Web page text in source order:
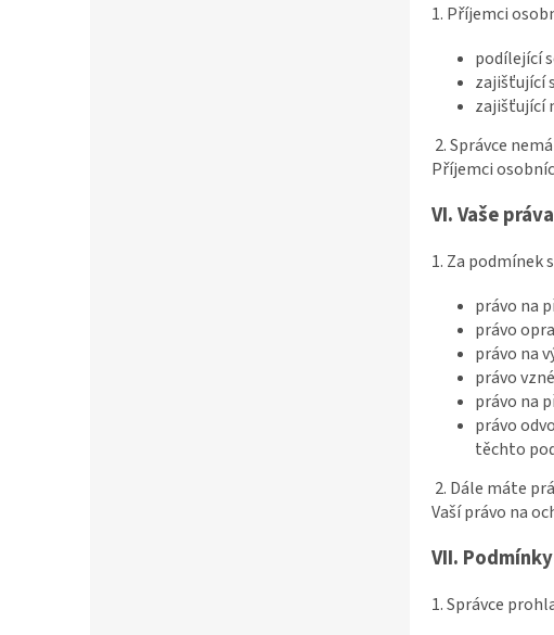
1. Příjemci
podílející
zajišťující
zajišťující
2. Správce
Příjemci
VI.Vaše práva
1. Za podmínek
právo na
právo
právo na
právo
právo na
právo
těchto
2. Dále máte
Vaší právo na
VII.
1. Správce